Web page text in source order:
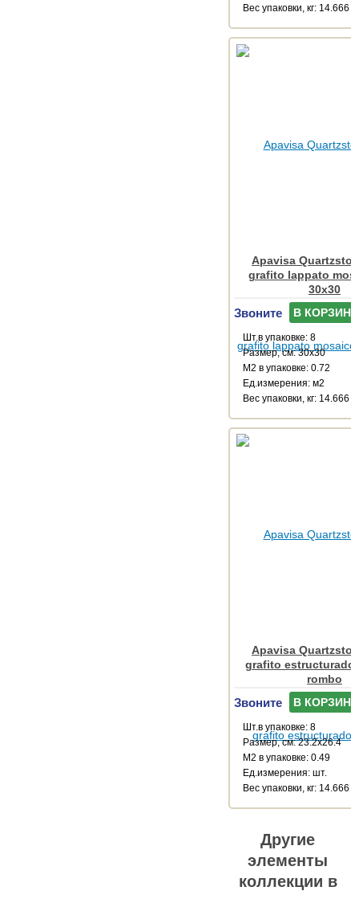
Веc упаковки, кг: 14.666
Apavisa
grafito lappato
30x30
Звоните В КОРЗИНУ
Шт.в упаковке: 8
Размер, см: 30x30
М2 в упаковке: 0.72
Ед.измерения: м2
Веc упаковки, кг: 14.666
Apavisa
grafito estructurado
rombo
Звоните В КОРЗИНУ
Шт.в упаковке: 8
Размер, см: 23.2x26.4
М2 в упаковке: 0.49
Ед.измерения: шт.
Веc упаковки, кг: 14.666
Другие
элементы
коллекции в